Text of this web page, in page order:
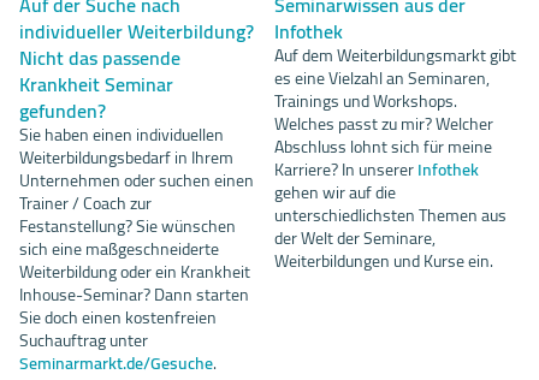
individueller Weiterbildung?
Nicht das passende
Krankheit Seminar
gefunden?
Sie haben einen individuellen
Weiterbildungsbedarf in Ihrem
Unternehmen oder suchen einen
Trainer / Coach zur
Festanstellung? Sie wünschen
sich eine maßgeschneiderte
Weiterbildung oder ein Krankheit
Inhouse-Seminar? Dann starten
Sie doch einen kostenfreien
Suchauftrag unter
Seminarmarkt.de/Gesuche.
Infothek
Auf dem Weiterbildungsmarkt gibt
es eine Vielzahl an Seminaren,
Trainings und Workshops.
Welches passt zu mir? Welcher
Abschluss lohnt sich für meine
Karriere? In unsererInfothek
gehen wir auf die
unterschiedlichsten Themen aus
der Welt der Seminare,
Weiterbildungen und Kurse ein.